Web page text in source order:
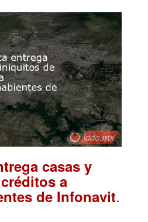
casas y
a
de Infonavit.